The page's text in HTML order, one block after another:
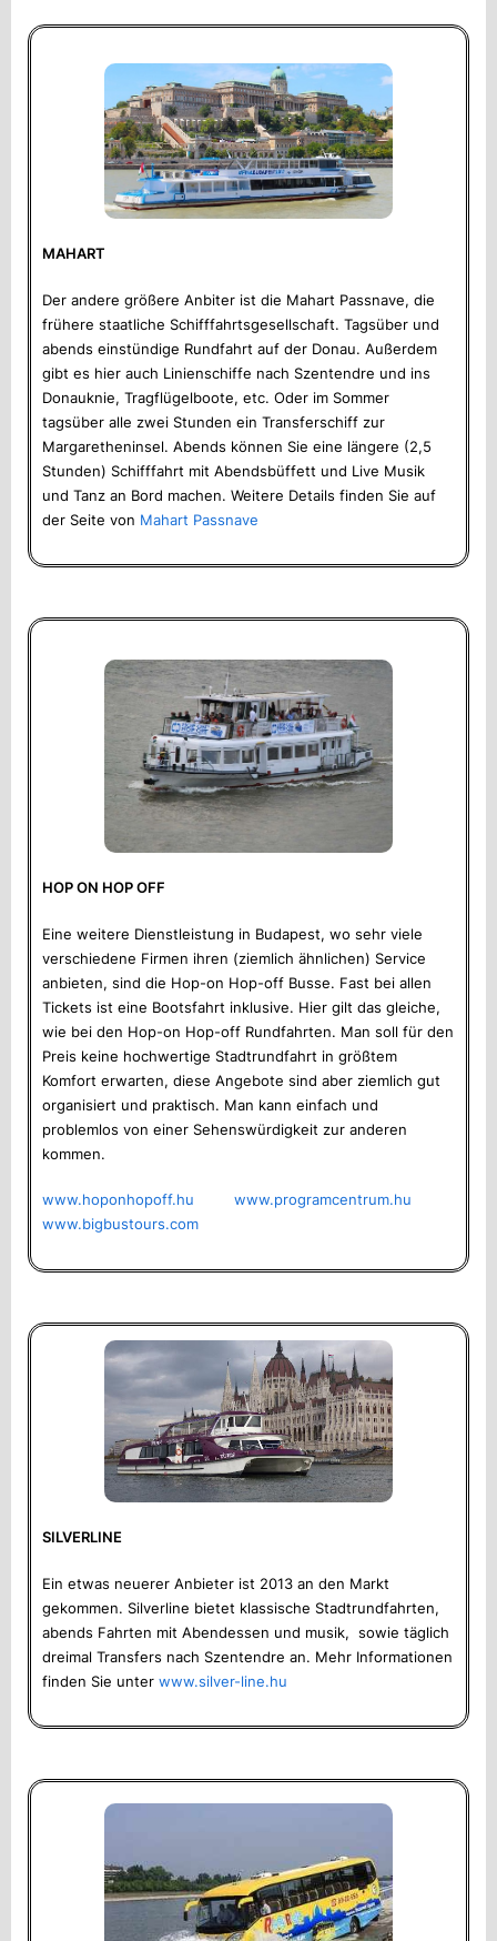
MAHART
Der andere größere Anbiter ist die Mahart Passnave, die
frühere staatliche Schifffahrtsgesellschaft. Tagsüber und
abends einstündige Rundfahrt auf der Donau. Außerdem
gibt es hier auch Linienschiffe nach Szentendre und ins
Donauknie, Tragflügelboote, etc. Oder im Sommer
tagsüber alle zwei Stunden ein Transferschiff zur
Margaretheninsel. Abends können Sie eine längere (2,5
Stunden) Schifffahrt mit Abendsbüffett und Live Musik
und Tanz an Bord machen. Weitere Details finden Sie auf
der Seite von Mahart Passnave
HOP ON HOP OFF
Eine weitere Dienstleistung in Budapest, wo sehr viele
verschiedene Firmen ihren (ziemlich ähnlichen) Service
anbieten, sind die Hop-on Hop-off Busse. Fast bei allen
Tickets ist eine Bootsfahrt inklusive. Hier gilt das gleiche,
wie bei den Hop-on Hop-off Rundfahrten. Man soll für den
Preis keine hochwertige Stadtrundfahrt in größtem
Komfort erwarten, diese Angebote sind aber ziemlich gut
organisiert und praktisch. Man kann einfach und
problemlos von einer Sehenswürdigkeit zur anderen
kommen.
www.hoponhopoff.hu
www.programcentrum.hu
www.bigbustours.com
SILVERLINE
Ein etwas neuerer Anbieter ist 2013 an den Markt
gekommen. Silverline bietet klassische Stadtrundfahrten,
abends Fahrten mit Abendessen und musik, sowie täglich
dreimal Transfers nach Szentendre an. Mehr Informationen
finden Sie unter www.silver-line.hu